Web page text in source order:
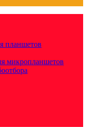
планшетов
микропланшетов